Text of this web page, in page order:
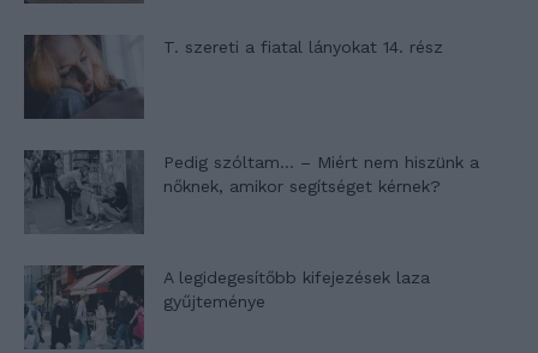
T. szereti a fiatal lányokat 14. rész
Pedig szóltam… – Miért nem hiszünk a
nőknek, amikor segítséget kérnek?
A legidegesítőbb kifejezések laza
gyűjteménye